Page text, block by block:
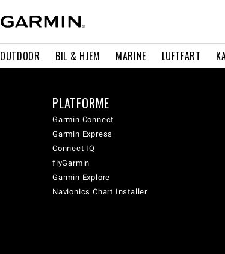
OUTDOOR BIL & HJEM MARINE LUFTFART
PLATFORME
Garmin Connect
Garmin Express
Connect IQ
flyGarmin
Garmin Explore
Navionics Chart Installer